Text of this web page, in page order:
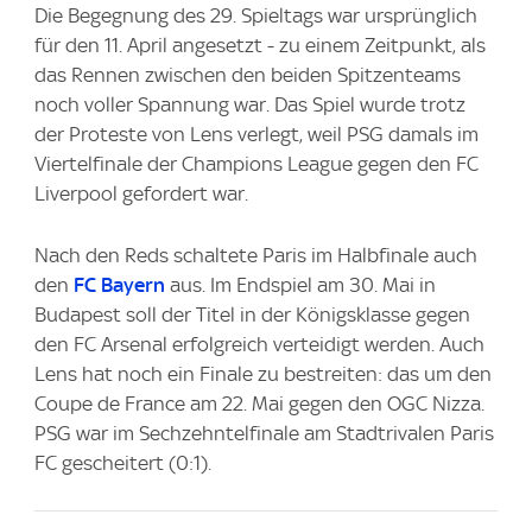
Die Begegnung des 29. Spieltags war ursprünglich
für den 11. April angesetzt - zu einem Zeitpunkt, als
das Rennen zwischen den beiden Spitzenteams
noch voller Spannung war. Das Spiel wurde trotz
der Proteste von Lens verlegt, weil PSG damals im
Viertelfinale der Champions League gegen den FC
Liverpool gefordert war.
Nach den Reds schaltete Paris im Halbfinale auch
den FC Bayern aus. Im Endspiel am 30. Mai in
Budapest soll der Titel in der Königsklasse gegen
den FC Arsenal erfolgreich verteidigt werden. Auch
Lens hat noch ein Finale zu bestreiten: das um den
Coupe de France am 22. Mai gegen den OGC Nizza.
PSG war im Sechzehntelfinale am Stadtrivalen Paris
FC gescheitert (0:1).